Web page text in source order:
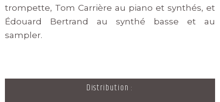
Distribution :
trompette, Tom Carrière au piano et synthés, et
Édouard Bertrand au synthé basse et au
sampler.